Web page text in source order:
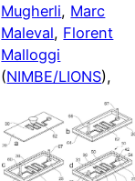
Mugherli, Marc
Maleval, Florent
Malloggi
(NIMBE/LIONS),